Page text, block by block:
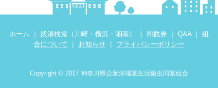
ホーム ｜ 銭湯検索（ 川崎 ・ 横浜 ・ 湘南） ｜ 回数券 ｜ Q&A｜ 組
合について
｜ お知らせ ｜ プライバシーポリシー
Copyright © 2017 神奈川県公衆浴場業生活衛生同業組合